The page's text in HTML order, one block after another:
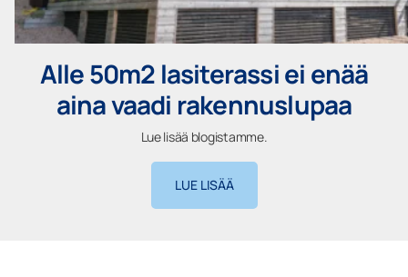
Alle 50m2 lasiterassi ei enää
aina vaadi rakennuslupaa
Lue lisää blogistamme.
LUE LISÄÄ